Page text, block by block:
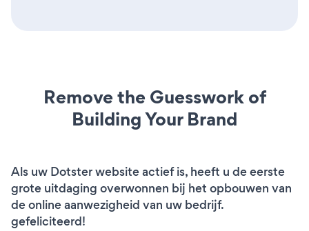
Remove the Guesswork of
Building Your Brand
Als uw Dotster website actief is, heeft u de eerste
grote uitdaging overwonnen bij het opbouwen van
de online aanwezigheid van uw bedrijf.
gefeliciteerd!